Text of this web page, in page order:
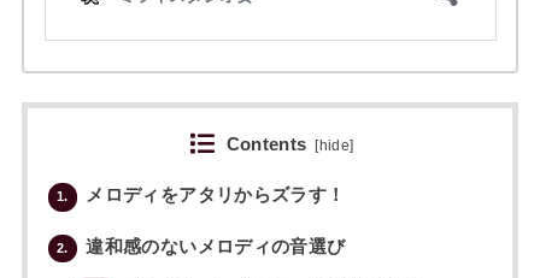
Contents [hide]
1. メロディをアタリからズラす！
2. 違和感のないメロディの音選び